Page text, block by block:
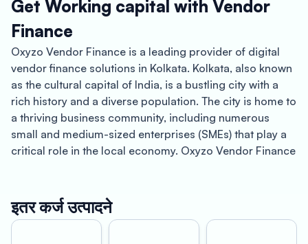
Get Working capital with Vendor
Finance
Oxyzo Vendor Finance is a leading provider of digital
vendor finance solutions in Kolkata. Kolkata, also known
as the cultural capital of India, is a bustling city with a
rich history and a diverse population. The city is home to
a thriving business community, including numerous
small and medium-sized enterprises (SMEs) that play a
critical role in the local economy. Oxyzo Vendor Finance
Kolkata and beyond.
इतर कर्ज उत्पादने